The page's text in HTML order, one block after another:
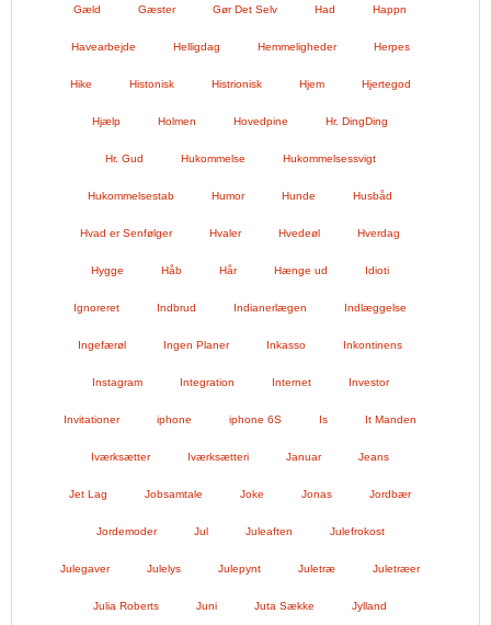
Gæld Gæster Gør Det Selv Had Happn
Havearbejde Helligdag Hemmeligheder Herpes
Hike Histonisk Histrionisk Hjem Hjertegod
Hjælp Holmen Hovedpine Hr. DingDing
Hr. Gud Hukommelse Hukommelsessvigt
Hukommelsestab Humor Hunde Husbåd
Hvad er Senfølger Hvaler Hvedeøl Hverdag
Hygge Håb Hår Hænge ud Idioti
Ignoreret Indbrud Indianerlægen Indlæggelse
Ingefærøl Ingen Planer Inkasso Inkontinens
Instagram Integration Internet Investor
Invitationer iphone iphone 6S Is It Manden
Iværksætter Iværksætteri Januar Jeans
Jet Lag Jobsamtale Joke Jonas Jordbær
Jordemoder Jul Juleaften Julefrokost
Julegaver Julelys Julepynt Juletræ Juletræer
Julia Roberts Juni Juta Sække Jylland